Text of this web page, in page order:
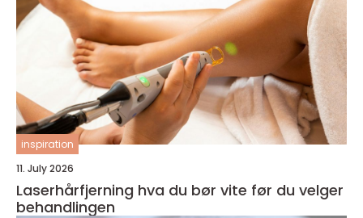
inspiration
11. July 2026
Laserhårfjerning hva du bør vite før du velger
behandlingen